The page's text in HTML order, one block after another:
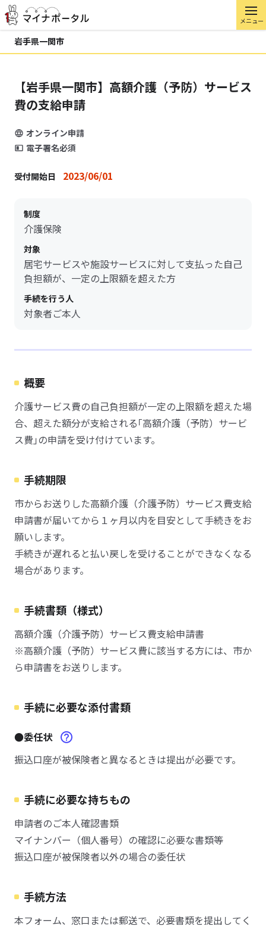
メニュー
岩手県一関市
【岩手県一関市】高額介護（予防）サービス
費の支給申請
オンライン申請
電子署名必須
受付開始日 2023/06/01
制度
介護保険
対象
居宅サービスや施設サービスに対して支払った自己
負担額が、一定の上限額を超えた方
手続を行う人
対象者ご本人
概要
介護サービス費の自己負担額が一定の上限額を超えた場
合、超えた額分が支給される｢高額介護（予防）サービ
ス費｣の申請を受け付けています。
手続期限
市からお送りした高額介護（介護予防）サービス費支給
申請書が届いてから１ヶ月以内を目安として手続きをお
願いします。
手続きが遅れると払い戻しを受けることができなくなる
場合があります。
手続書類（様式）
高額介護（介護予防）サービス費支給申請書
※高額介護（予防）サービス費に該当する方には、市か
ら申請書をお送りします。
手続に必要な添付書類
●委任状
振込口座が被保険者と異なるときは提出が必要です。
手続に必要な持ちもの
申請者のご本人確認書類
マイナンバー（個人番号）の確認に必要な書類等
振込口座が被保険者以外の場合の委任状
手続方法
本フォーム、窓口または郵送で、必要書類を提出してく